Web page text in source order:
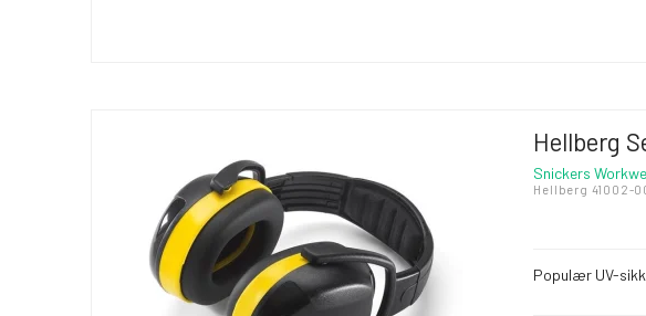
Hellberg
Snickers
Hellberg 41002-
Populær UV-